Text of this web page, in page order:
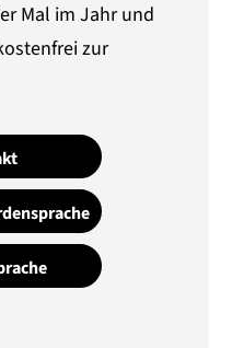
Mal im Jahr und
zur